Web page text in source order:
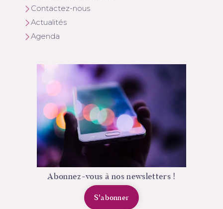
Contactez-nous
Actualités
Agenda
Abonnez-vous à nos newsletters !
S'abonner